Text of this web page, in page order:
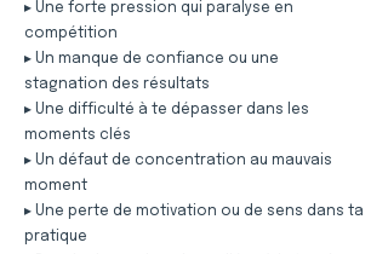
▸ Une forte pression qui paralyse en
compétition
▸ Un manque de confiance ou une
stagnation des résultats
▸ Une difficulté à te dépasser dans les
moments clés
▸ Un défaut de concentration au mauvais
moment
▸ Une perte de motivation ou de sens dans ta
pratique